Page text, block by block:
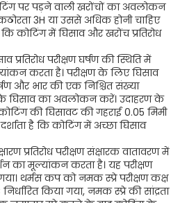
पर पड़ने वाली खरोंचों का अवलोकन
3H या उससे अधिक होनी चाहिए
कोटिंग में घिसाव और खरोंच प्रतिरोध
प्रतिरोध परीक्षण घर्षण की स्थिति में
करता है। परीक्षण के लिए घिसाव
और भार की एक निश्चित संख्या
घिसाव का अवलोकन करें। उदाहरण के
की घिसावट की गहराई 0.05 मिमी
है कि कोटिंग में अच्छा घिसाव
प्रतिरोध परीक्षण संक्षारक वातावरण में
का मूल्यांकन करता है। यह परीक्षण
गया। थर्मस कप को नमक स्प्रे परीक्षण कक्ष
किया गया, नमक स्प्रे की सांद्रता